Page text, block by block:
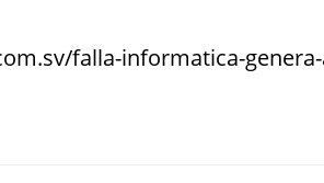
falla-informatica-